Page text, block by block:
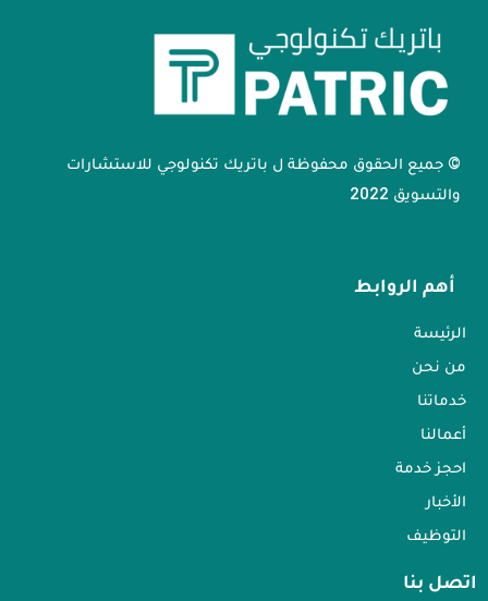
© جميع الحقوق محفوظة ل باتريك تكنولوجي للاستشارات
والتسويق 2022
أهم الروابط
الرئيسة
من نحن
خدماتنا
أعمالنا
احجز خدمة
الأخبار
التوظيف
اتصل بنا​